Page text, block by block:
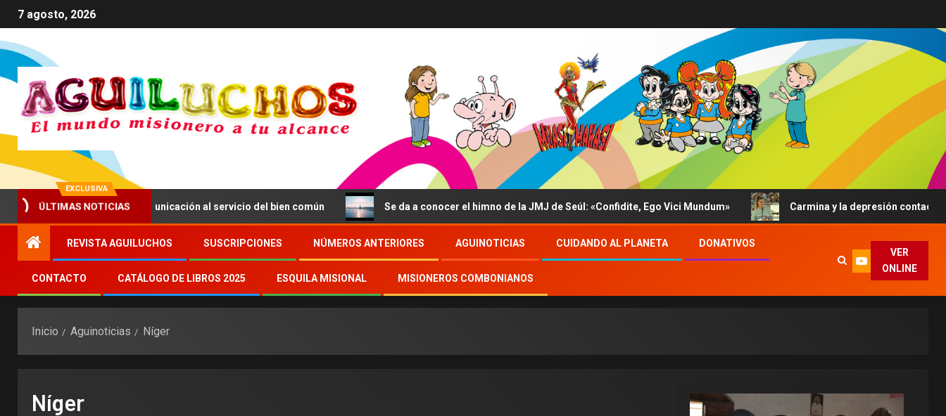
7 agosto, 2026
EXCLUSIVA
ÚLTIMAS NOTICIAS
a impulsar una comunicación al servicio del bien común Se da a conocer el himno de la JMJ de Seúl: «Confidite, Ego Vici Mundum» Carmina y la depresión contada al Papa:
REVISTA AGUILUCHOS SUSCRIPCIONES NÚMEROS ANTERIORES AGUINOTICIAS CUIDANDO AL PLANETA DONATIVOS
CONTACTO CATÁLOGO DE LIBROS 2025 ESQUILA MISIONAL MISIONEROS COMBONIANOS
VER
ONLINE
Inicio Aguinoticias Níger
Níger